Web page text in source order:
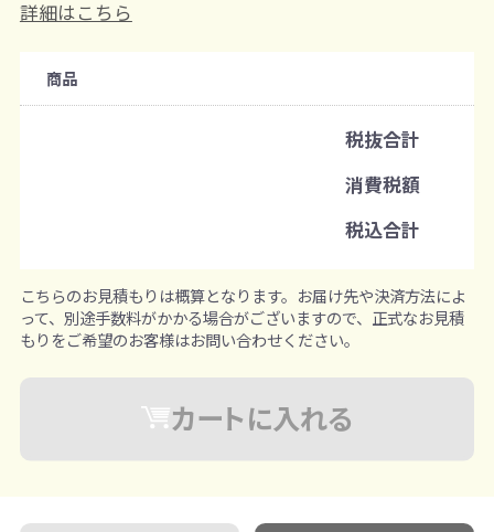
購入条件
既製品：50枚から
名入れあり：100枚から
※既製品サンプルは各色3個まで
詳細はこちら
商品
税抜合計
消費税額
税込合計
こちらのお見積もりは概算となります。お届け先や決済方法によ
って、別途手数料がかかる場合がございますので、正式なお見積
もりをご希望のお客様はお問い合わせください。
カートに入れる